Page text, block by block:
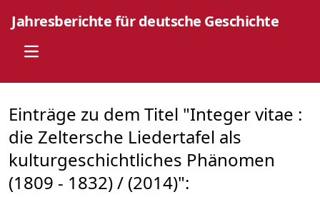
Jahresberichte für deutsche Geschichte
Open main menu
Einträge zu dem Titel "Integer vitae :
die Zeltersche Liedertafel als
kulturgeschichtliches Phänomen
(1809 - 1832) / (2014)":